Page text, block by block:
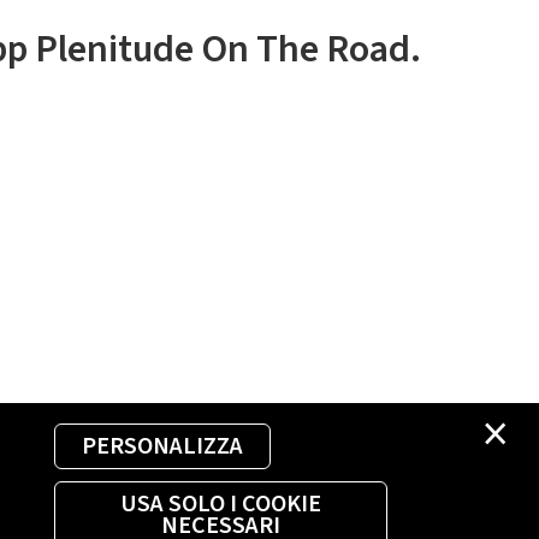
×
PERSONALIZZA
USA SOLO I COOKIE
NECESSARI
Plenitude On The Road.